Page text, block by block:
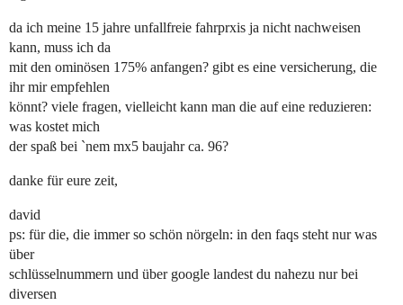
da ich meine 15 jahre unfallfreie fahrprxis ja nicht nachweisen
kann, muss ich da
mit den ominösen 175% anfangen? gibt es eine versicherung, die
ihr mir empfehlen
könnt? viele fragen, vielleicht kann man die auf eine reduzieren:
was kostet mich
der spaß bei `nem mx5 baujahr ca. 96?
danke für eure zeit,
david
ps: für die, die immer so schön nörgeln: in den faqs steht nur was
über
schlüsselnummern und über google landest du nahezu nur bei
diversen